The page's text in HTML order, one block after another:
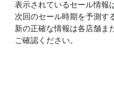
表示されているセール情報
次回のセール時期を予測す
新の正確な情報は各店舗ま
ご確認ください。